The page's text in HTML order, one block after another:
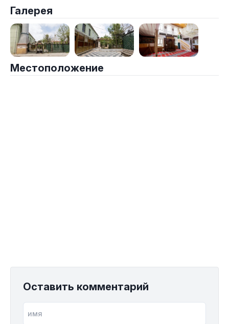
Галерея
Местоположение
Оставить комментарий